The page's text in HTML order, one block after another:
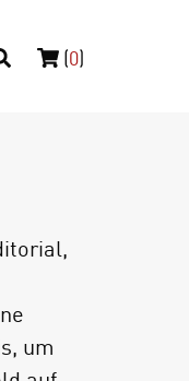
(0)
um